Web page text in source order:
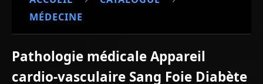
MÉDECINE
Pathologie médicale Appareil
cardio-vasculaire Sang Foie Diabète